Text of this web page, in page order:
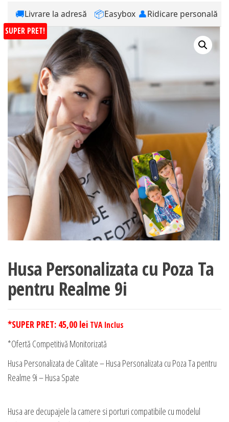
🚚Livrare la adresă 📦Easybox 👤Ridicare personală
SUPER PRET!
Husa Personalizata cu Poza Ta
pentru Realme 9i
*SUPER PRET: 45,00 lei TVA Inclus
*Ofertă Competitivă Monitorizată
Husa Personalizata de Calitate – Husa Personalizata cu Poza Ta pentru
Realme 9i – Husa Spate
Husa are decupajele la camere si porturi compatibile cu modelul